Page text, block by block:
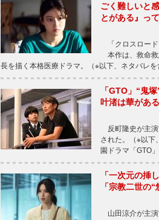
ごく難しいと
とがある』っ
「クロスロード
本作は、救命救
長を描く本格医療ドラマ。（※以下、ネタバレ
「GTO」“鬼
叶渚は華があ
反町隆史が主演
された。（※以
園ドラマ「GTO
「一次元の挿
「宗教二世の
山田涼介が主演